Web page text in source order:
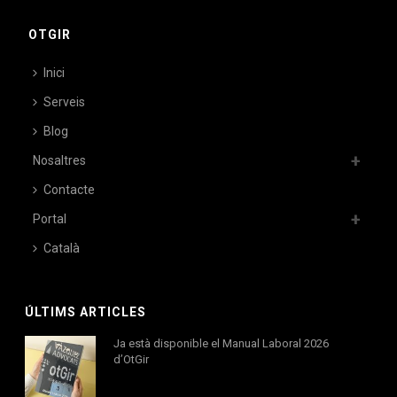
OTGIR
Inici
Serveis
Blog
Nosaltres
Contacte
Portal
Català
ÚLTIMS ARTICLES
Ja està disponible el Manual Laboral 2026
d’OtGir